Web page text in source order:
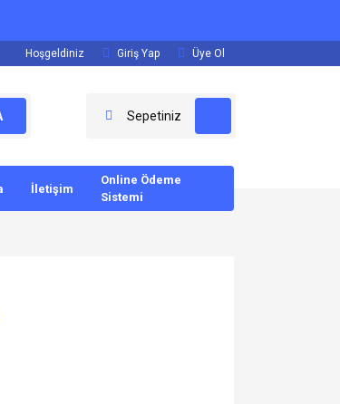
Hoşgeldiniz Giriş Yap Üye Ol
Sepetiniz
İletişim
Online Ödeme
Sistemi